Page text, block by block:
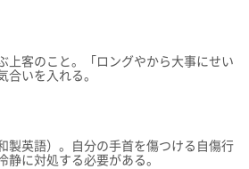
上客のこと。「ロングやから大事にせい
いを入れる。
製英語）。自分の手首を傷つける自傷行
に対処する必要がある。